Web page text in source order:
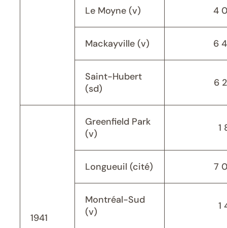
Le Moyne (v) 4
Mackayville (v) 6
Saint-Hubert
(sd)
6
1941
Greenfield Park
(v)
1
Longueuil (cité) 7
Montréal-Sud
(v)
1